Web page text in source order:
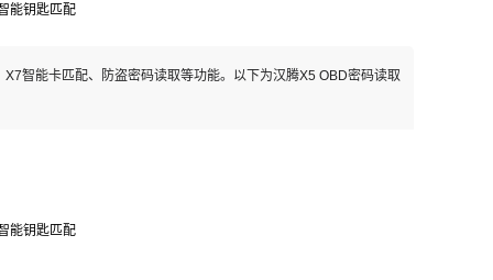
智能卡匹配、防盗密码读取等功能。以下为汉腾X5 OBD密码读取